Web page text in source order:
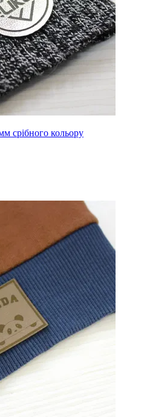
срібного кольору